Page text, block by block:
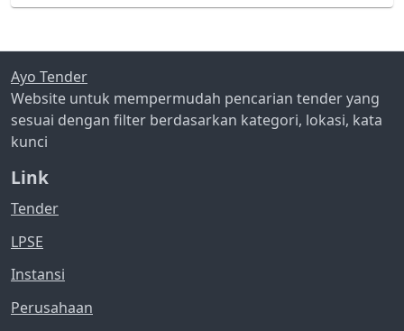
Ayo Tender
Website untuk mempermudah pencarian tender yang
sesuai dengan filter berdasarkan kategori, lokasi, kata
kunci
Link
Tender
LPSE
Instansi
Perusahaan